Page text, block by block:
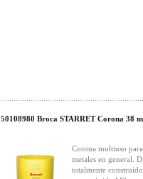
50108980 Broca STARRET Corona 38
Corona multiuso para
metales en general.
totalmente